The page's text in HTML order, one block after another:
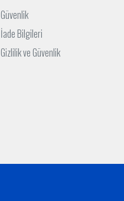
Güvenlik
İade Bilgileri
Gizlilik ve Güvenlik